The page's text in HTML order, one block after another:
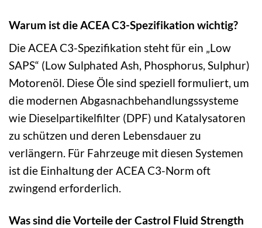
Warum ist die ACEA C3-Spezifikation wichtig?
Die ACEA C3-Spezifikation steht für ein „Low
SAPS“ (Low Sulphated Ash, Phosphorus, Sulphur)
Motorenöl. Diese Öle sind speziell formuliert, um
die modernen Abgasnachbehandlungssysteme
wie Dieselpartikelfilter (DPF) und Katalysatoren
zu schützen und deren Lebensdauer zu
verlängern. Für Fahrzeuge mit diesen Systemen
ist die Einhaltung der ACEA C3-Norm oft
zwingend erforderlich.
Was sind die Vorteile der Castrol Fluid Strength